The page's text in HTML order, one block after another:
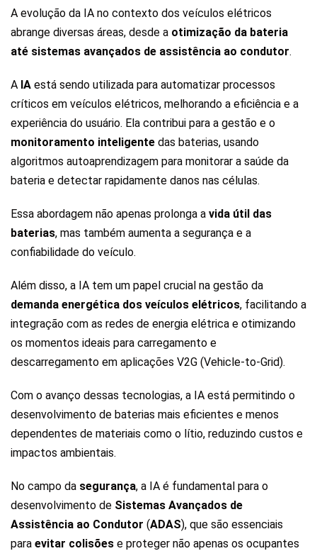
A evolução da IA no contexto dos veículos elétricos
abrange diversas áreas, desde a otimização da bateria
até sistemas avançados de assistência ao condutor.
A IA está sendo utilizada para automatizar processos
críticos em veículos elétricos, melhorando a eficiência e a
experiência do usuário. Ela contribui para a gestão e o
monitoramento inteligente das baterias, usando
algoritmos autoaprendizagem para monitorar a saúde da
bateria e detectar rapidamente danos nas células.
Essa abordagem não apenas prolonga a vida útil das
baterias, mas também aumenta a segurança e a
confiabilidade do veículo.
Além disso, a IA tem um papel crucial na gestão da
demanda energética dos veículos elétricos, facilitando a
integração com as redes de energia elétrica e otimizando
os momentos ideais para carregamento e
descarregamento em aplicações V2G (Vehicle-to-Grid).
Com o avanço dessas tecnologias, a IA está permitindo o
desenvolvimento de baterias mais eficientes e menos
dependentes de materiais como o lítio, reduzindo custos e
impactos ambientais.
No campo da segurança, a IA é fundamental para o
desenvolvimento de Sistemas Avançados de
Assistência ao Condutor (ADAS), que são essenciais
para evitar colisões e proteger não apenas os ocupantes